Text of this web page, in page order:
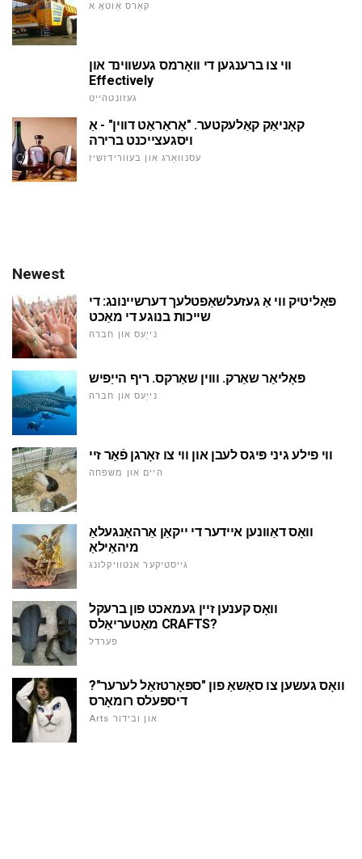
קאַרס אַוטאָ א
ווי צו ברענגען די וואָרמס געשווינד און
Effectively
געזונטהייַט
קאָניאַק קאַלעקטער. "אַראַראַט דווין" - אַ
ויסגעצייכנט ברירה
עסנוואַרג און בעוורידזשיז
Newest
פּאָליטיק ווי אַ געזעלשאַפטלעך דערשיינונג: די
שייכות בנוגע די מאַכט
נייַעס און חברה
פּאָליאַר שאַרק. וווין שאַרקס. ריף הייַפיש
נייַעס און חברה
ווי פילע גיני פּיגס לעבן און ווי צו זאָרגן פֿאַר זיי
היים און משפּחה
וואָס דאַוונען איידער די ייקאַן אַרהאַנגעלאַ
מיהאַילאַ
גייסטיקער אנטוויקלונג
וואָס קענען זיין געמאכט פון ברעקל
מאַטעריאַלס CRAFTS?
פערדל
וואָס געשען צו סאַשאַ פון "ספּאָרטזאַל לערער"?
דיספּעלס רומאָרס
Arts און ובידור